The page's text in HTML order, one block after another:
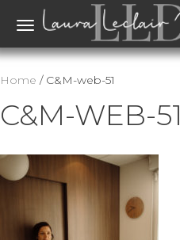
Toggle
Home / C&M-web-51
C&M-WEB-51